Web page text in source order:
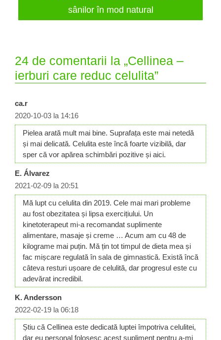
sânilor în mod natural
24 de comentarii la „Cellinea –
ierburi care reduc celulita”
ca.r
2020-10-03 la 14:16
Pielea arată mult mai bine. Suprafața este mai netedă
și mai delicată. Celulita este încă foarte vizibilă, dar
sper că vor apărea schimbări pozitive și aici.
E. Álvarez
2021-02-09 la 20:51
Mă lupt cu celulita din 2019. Cele mai mari probleme
au fost obezitatea și lipsa exercițiului. Un
kinetoterapeut mi-a recomandat suplimente
alimentare, masaje și creme … Acum am cu 48 de
kilograme mai puțin. Mă țin tot timpul de dieta mea și
fac mișcare regulată în sala de gimnastică. Există încă
câteva resturi ușoare de celulită, dar progresul este cu
adevărat incredibil.
K. Andersson
2022-02-19 la 06:18
Știu că Cellinea este dedicată luptei împotriva celulitei,
dar eu personal folosesc acest supliment pentru a-mi